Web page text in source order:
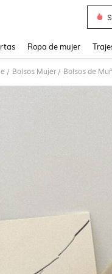
Ropa de mujer
/ Bolsos Mujer / Bolsos de